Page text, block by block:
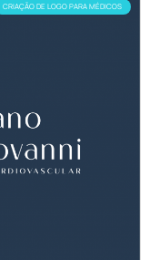
CRIAÇÃO DE LOGO PARA MÉDICOS